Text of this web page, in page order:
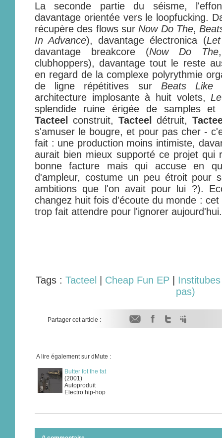
La seconde partie du séisme,
davantage orientée vers le loopfucking.
récupère des flows sur Now Do The,
In Advance), davantage électronica (
davantage breakcore (Now Do The
clubhoppers), davantage tout le reste
en regard de la complexe polyrythmie
de ligne répétitives sur Beats Like
architecture implosante à huit volets,
splendide ruine érigée de samples et
Tacteel
construit, Tacteel détruit,
s'amuser le bougre, et pour pas cher -
fait : une production moins intimiste,
aurait bien mieux supporté ce projet qui
bonne facture mais qui accuse en
d'ampleur, costume un peu étroit pour
ambitions que l'on avait pour lui ?).
changez huit fois d'écoute du monde :
trop fait attendre pour l'ignorer aujourd'hui.
Tags : Tacteel Cheap Fun EP Institubes
pas)
Partager cet article :
A lire également sur dMute :
Butter fot the fat
(2001)
Autoproduit
Electro hip-hop